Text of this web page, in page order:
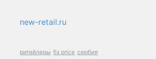
new-retail.ru
ритейлеры fix price сербия